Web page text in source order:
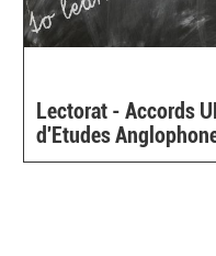
Lectorat - Accords
d'Etudes